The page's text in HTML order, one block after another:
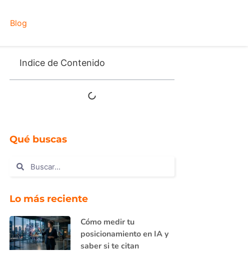
Blog
Indice de Contenido
Qué buscas
Lo más reciente
Cómo medir tu
posicionamiento en IA y
saber si te citan